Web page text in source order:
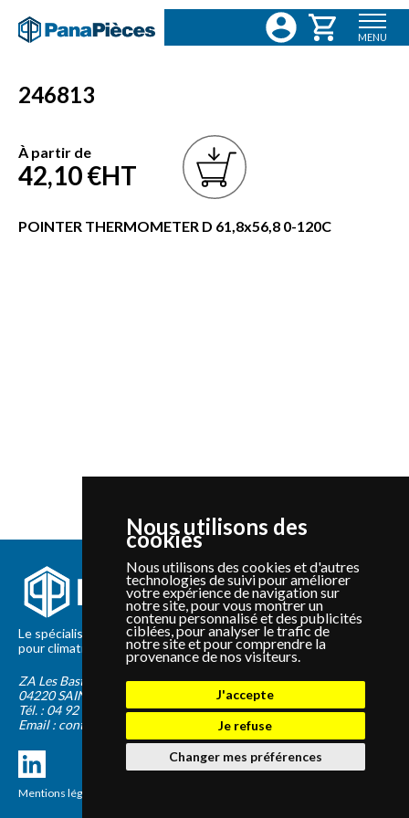
Nous utilisons des
cookies
Nous utilisons des cookies et d'autres
technologies de suivi pour améliorer
votre expérience de navigation sur
notre site, pour vous montrer un
contenu personnalisé et des publicités
ciblées, pour analyser le trafic de
notre site et pour comprendre la
provenance de nos visiteurs.
J'accepte
Je refuse
Changer mes préférences
MENU
246813
À partir de
42,10 €HT
POINTER THERMOMETER D 61,8x56,8 0-120C
Le spécialiste depuis 2012 de la vente de pièces détachées
pour climatisation et Pompe à Chaleur Panasonic et Sanyo
ZA Les Bastides Blanches
04220 SAINTE-TULLE
Tél. : 04 92 75 89 55
Email : contact@panapieces.com
Mentions légales